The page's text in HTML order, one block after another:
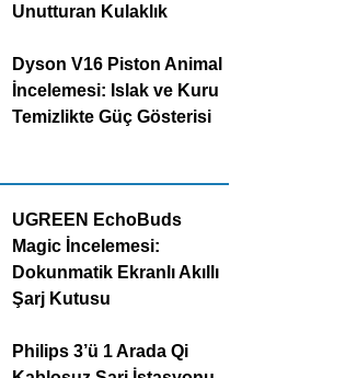
Unutturan Kulaklık
Dyson V16 Piston Animal
İncelemesi: Islak ve Kuru
Temizlikte Güç Gösterisi
UGREEN EchoBuds
Magic İncelemesi:
Dokunmatik Ekranlı Akıllı
Şarj Kutusu
Philips 3’ü 1 Arada Qi